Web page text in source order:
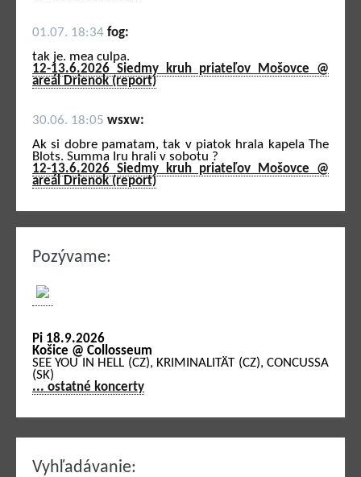
01.07. 18:34 fog:
tak je. mea culpa.
12-13.6.2026 Siedmy kruh priateľov Mošovce @
areál Drienok (report)
30.06. 18:05 wsxw:
Ak si dobre pamatam, tak v piatok hrala kapela The
Blots. Summa Iru hrali v sobotu ?
12-13.6.2026 Siedmy kruh priateľov Mošovce @
areál Drienok (report)
Pozývame:
Pi 18.9.2026
Košice @ Collosseum
SEE YOU IN HELL (CZ), KRIMINALITÄT (CZ), CONCUSSA
(SK)
... ostatné koncerty
Vyhľadávanie: